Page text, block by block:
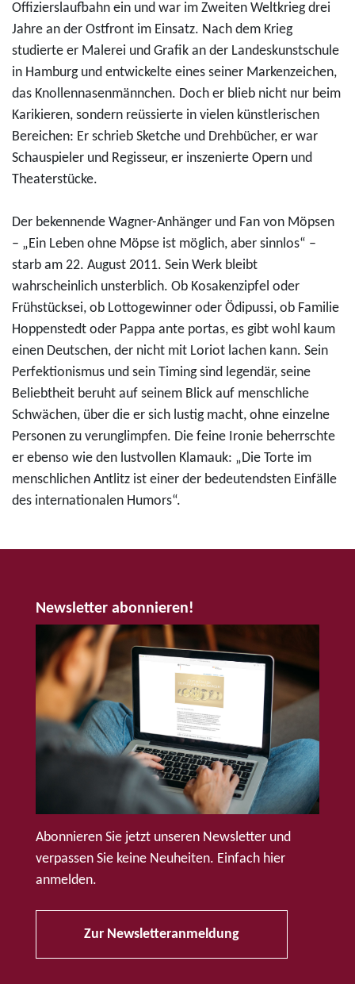
Offizierslaufbahn ein und war im Zweiten Weltkrieg drei
Jahre an der Ostfront im Einsatz. Nach dem Krieg
studierte er Malerei und Grafik an der Landeskunstschule
in Hamburg und entwickelte eines seiner Markenzeichen,
das Knollennasenmännchen. Doch er blieb nicht nur beim
Karikieren, sondern reüssierte in vielen künstlerischen
Bereichen: Er schrieb Sketche und Drehbücher, er war
Schauspieler und Regisseur, er inszenierte Opern und
Theaterstücke.
Der bekennende Wagner-Anhänger und Fan von Möpsen
– „Ein Leben ohne Möpse ist möglich, aber sinnlos“ –
starb am 22. August 2011. Sein Werk bleibt
wahrscheinlich unsterblich. Ob Kosakenzipfel oder
Frühstücksei, ob Lottogewinner oder Ödipussi, ob Familie
Hoppenstedt oder Pappa ante portas, es gibt wohl kaum
einen Deutschen, der nicht mit Loriot lachen kann. Sein
Perfektionismus und sein Timing sind legendär, seine
Beliebtheit beruht auf seinem Blick auf menschliche
Schwächen, über die er sich lustig macht, ohne einzelne
Personen zu verunglimpfen. Die feine Ironie beherrschte
er ebenso wie den lustvollen Klamauk: „Die Torte im
menschlichen Antlitz ist einer der bedeutendsten Einfälle
des internationalen Humors“.
Newsletter abonnieren!
Abonnieren Sie jetzt unseren Newsletter und
verpassen Sie keine Neuheiten. Einfach hier
anmelden.
Zur Newsletteranmeldung